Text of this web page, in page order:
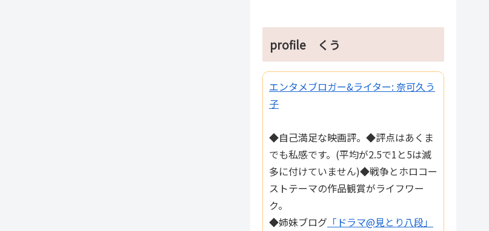
profile くう
エンタメブロガー&ライター: 奈可久う
子
◆自己満足な映画評。◆評点はあくま
でも私感です。(平均が2.5で1と5は滅
多に付けていません)◆戦争とホロコー
ストテーマの作品観賞がライフワー
ク。
◆姉妹ブログ 「ドラマ@見とり八段」